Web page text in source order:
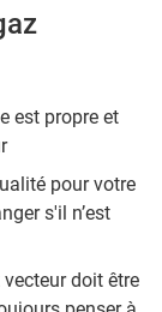
est propre et
pour votre
s'il n’est
doit être